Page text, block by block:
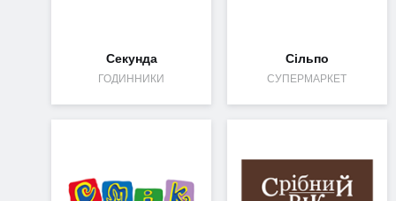
Секунда
ГОДИННИКИ
Сільпо
СУПЕРМАРКЕТ